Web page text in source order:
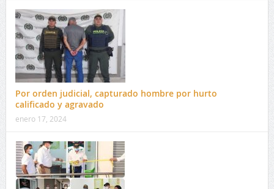
Por orden judicial, capturado hombre por hurto
calificado y agravado
enero 17, 2024